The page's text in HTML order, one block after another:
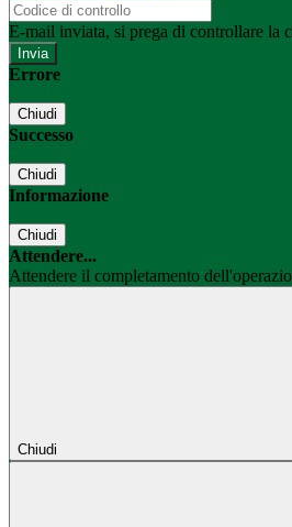
E-mail inviata, si prega di controllare la
Errore
Chiudi
Successo
Chiudi
Informazione
Chiudi
Attendere...
Attendere il completamento
Chiudi